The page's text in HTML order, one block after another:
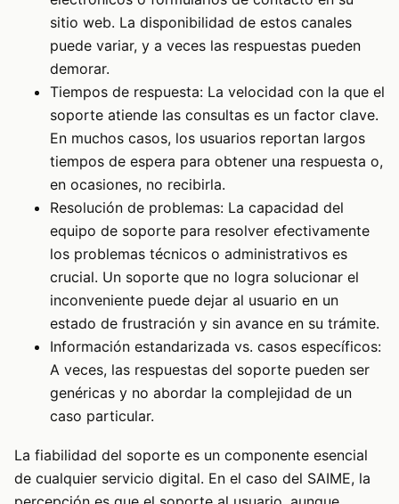
sitio web. La disponibilidad de estos canales
puede variar, y a veces las respuestas pueden
demorar.
Tiempos de respuesta: La velocidad con la que el
soporte atiende las consultas es un factor clave.
En muchos casos, los usuarios reportan largos
tiempos de espera para obtener una respuesta o,
en ocasiones, no recibirla.
Resolución de problemas: La capacidad del
equipo de soporte para resolver efectivamente
los problemas técnicos o administrativos es
crucial. Un soporte que no logra solucionar el
inconveniente puede dejar al usuario en un
estado de frustración y sin avance en su trámite.
Información estandarizada vs. casos específicos:
A veces, las respuestas del soporte pueden ser
genéricas y no abordar la complejidad de un
caso particular.
La fiabilidad del soporte es un componente esencial
de cualquier servicio digital. En el caso del SAIME, la